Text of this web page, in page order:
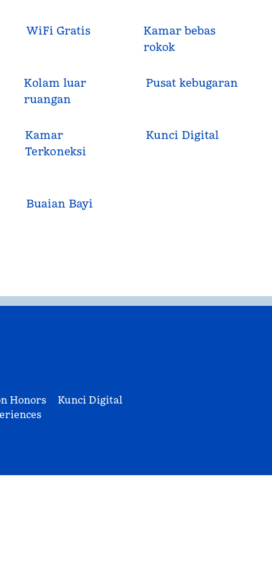
WiFi Gratis
Kamar bebas
rokok
Kolam luar
ruangan
Pusat kebugaran
Kamar
Terkoneksi
Kunci Digital
Buaian Bayi
Honors
Kunci Digital